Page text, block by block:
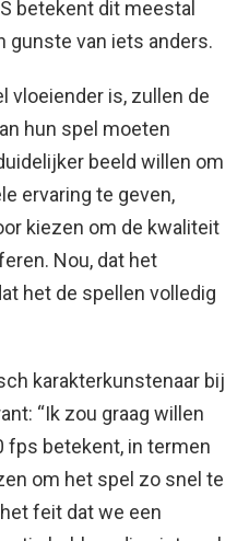
betekent dit meestal
gunste van iets anders.
vloeiender is, zullen de
hun spel moeten
beeld willen om
ervaring te geven,
kiezen om de kwaliteit
Nou, dat het
het de spellen volledig
karakterkunstenaar bij
“Ik zou graag willen
fps betekent, in termen
om het spel zo snel te
feit dat we een